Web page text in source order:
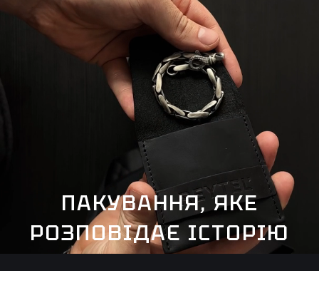
ПАКУВАННЯ, ЯКЕ
РОЗПОВІДАЄ ІСТОРІЮ